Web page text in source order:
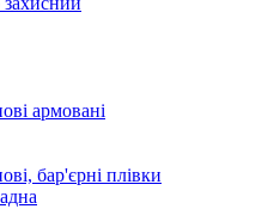
армовані
бар'єрні плівки